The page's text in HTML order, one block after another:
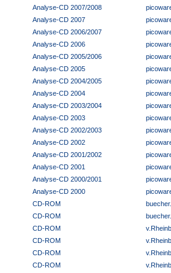
Analyse-CD 2007/2008
Analyse-CD 2007
Analyse-CD 2006/2007
Analyse-CD 2006
Analyse-CD 2005/2006
Analyse-CD 2005
Analyse-CD 2004/2005
Analyse-CD 2004
Analyse-CD 2003/2004
Analyse-CD 2003
Analyse-CD 2002/2003
Analyse-CD 2002
Analyse-CD 2001/2002
Analyse-CD 2001
Analyse-CD 2000/2001
Analyse-CD 2000
CD-ROM
CD-ROM
CD-ROM
CD-ROM
CD-ROM
CD-ROM